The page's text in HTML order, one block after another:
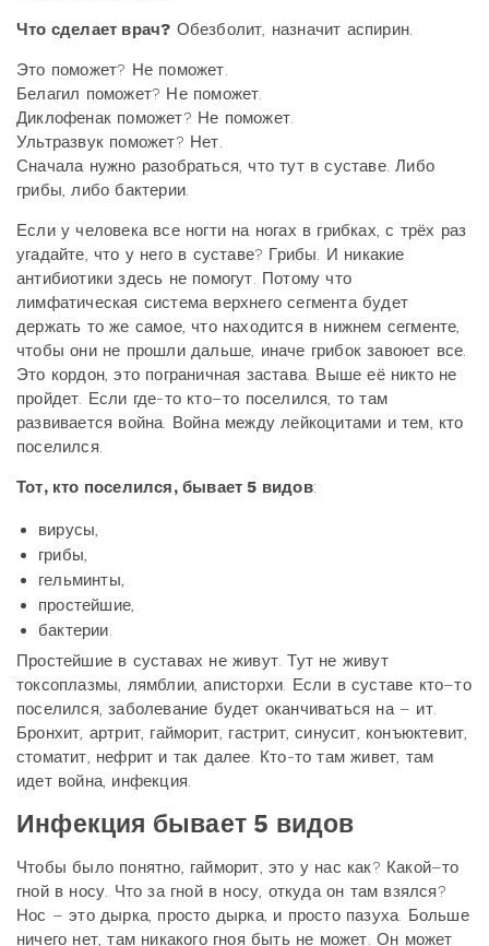
Что сделает врач? Обезболит, назначит аспирин.
Это поможет? Не поможет.
Белагил поможет? Не поможет.
Диклофенак поможет? Не поможет.
Ультразвук поможет? Нет.
Сначала нужно разобраться, что тут в суставе. Либо
грибы, либо бактерии.
Если у человека все ногти на ногах в грибках, с трёх раз
угадайте, что у него в суставе? Грибы. И никакие
антибиотики здесь не помогут. Потому что
лимфатическая система верхнего сегмента будет
держать то же самое, что находится в нижнем сегменте,
чтобы они не прошли дальше, иначе грибок завоюет все.
Это кордон, это пограничная застава. Выше её никто не
пройдет. Если где-то кто–то поселился, то там
развивается война. Война между лейкоцитами и тем, кто
поселился.
Тот, кто поселился, бывает 5 видов:
вирусы,
грибы,
гельминты,
простейшие,
бактерии.
Простейшие в суставах не живут. Тут не живут
токсоплазмы, лямблии, аписторхи. Если в суставе кто–то
поселился, заболевание будет оканчиваться на – ит.
Бронхит, артрит, гайморит, гастрит, синусит, конъюктевит,
стоматит, нефрит и так далее. Кто-то там живет, там
идет война, инфекция.
Инфекция бывает 5 видов
Чтобы было понятно, гайморит, это у нас как? Какой–то
гной в носу. Что за гной в носу, откуда он там взялся?
Нос – это дырка, просто дырка, и просто пазуха. Больше
ничего нет, там никакого гноя быть не может. Он может